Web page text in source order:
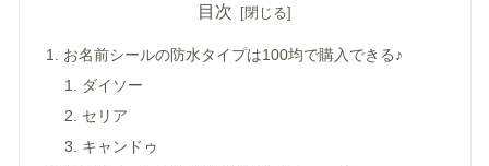
目次
お名前シールの防水タイプは100均で購入できる♪
ダイソー
セリア
キャンドゥ